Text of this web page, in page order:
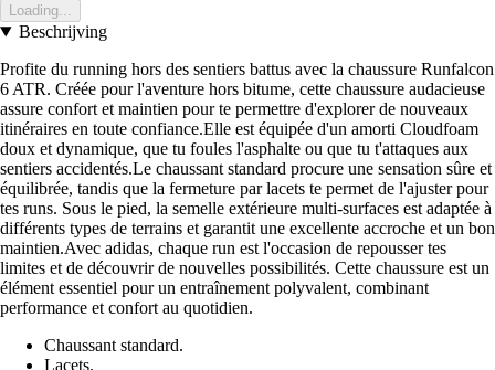
Loading...
Beschrijving
Profite du running hors des sentiers battus avec la chaussure Runfalcon
6 ATR. Créée pour l'aventure hors bitume, cette chaussure audacieuse
assure confort et maintien pour te permettre d'explorer de nouveaux
itinéraires en toute confiance.Elle est équipée d'un amorti Cloudfoam
doux et dynamique, que tu foules l'asphalte ou que tu t'attaques aux
sentiers accidentés.Le chaussant standard procure une sensation sûre et
équilibrée, tandis que la fermeture par lacets te permet de l'ajuster pour
tes runs. Sous le pied, la semelle extérieure multi-surfaces est adaptée à
différents types de terrains et garantit une excellente accroche et un bon
maintien.Avec adidas, chaque run est l'occasion de repousser tes
limites et de découvrir de nouvelles possibilités. Cette chaussure est un
élément essentiel pour un entraînement polyvalent, combinant
performance et confort au quotidien.
Chaussant standard.
Lacets.